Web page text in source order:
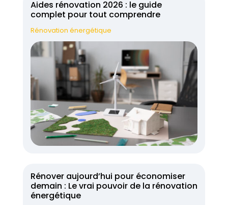
Aides rénovation 2026 : le guide
complet pour tout comprendre
Rénovation énergétique
Rénover aujourd’hui pour économiser
demain : Le vrai pouvoir de la rénovation
énergétique